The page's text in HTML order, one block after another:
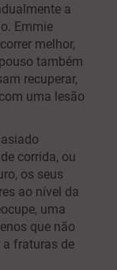
a
Emmie
melhor,
também
recuperar,
uma lesão
corrida, ou
os seus
ao nível da
uma
que não
a fraturas de